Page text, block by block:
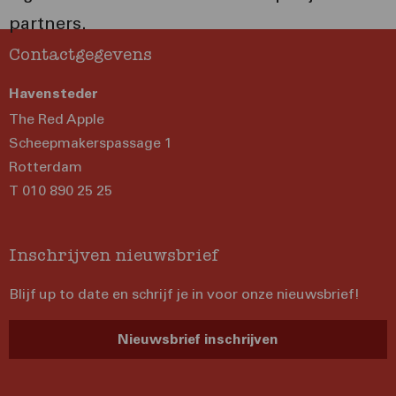
partners.
Contactgegevens
Havensteder
The Red Apple
Scheepmakerspassage 1
Rotterdam
T 010 890 25 25
Inschrijven nieuwsbrief
Blijf up to date en schrijf je in voor onze nieuwsbrief!
Nieuwsbrief inschrijven